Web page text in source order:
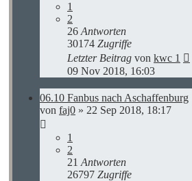
1
2
26 Antworten
30174 Zugriffe
Letzter Beitrag von kwc 1
09 Nov 2018, 16:03
06.10 Fanbus nach Aschaffenburg
von faj0 » 22 Sep 2018, 18:17
1
2
21 Antworten
26797 Zugriffe